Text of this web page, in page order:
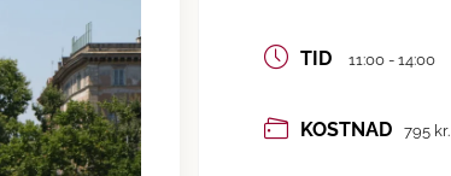
TID 11:00 - 14:00
KOSTNAD 795 kr.